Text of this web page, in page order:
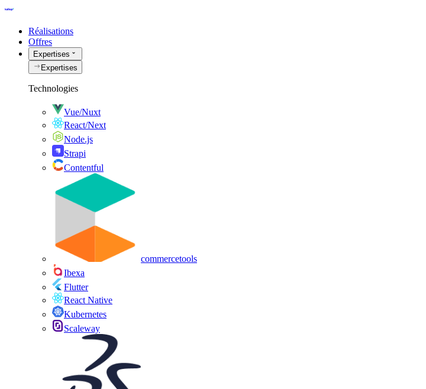
Réalisations
Offres
Expertises
Expertises
Technologies
Vue/Nuxt
React/Next
Node.js
Strapi
Contentful
commercetools
Ibexa
Flutter
React Native
Kubernetes
Scaleway